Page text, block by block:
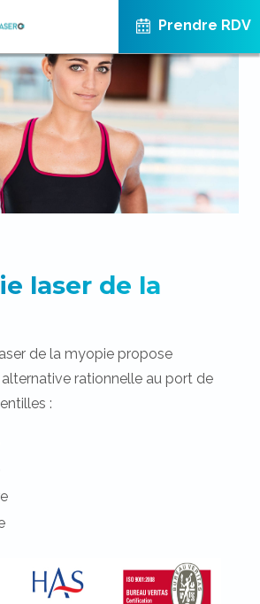
Prendre RDV
laser de la
de la myopie propose
alternative rationnelle au port de
: